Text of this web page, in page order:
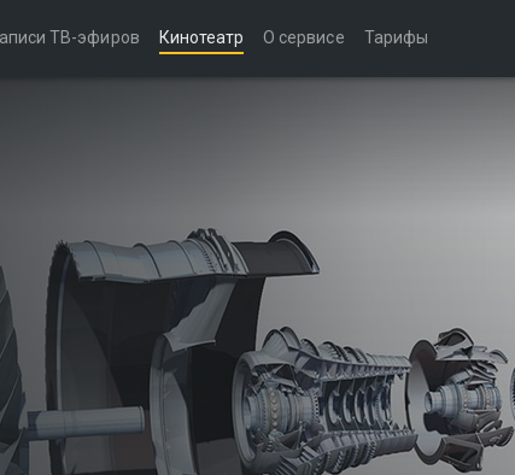
ТВ-эфиров Кинотеатр О сервисе Тарифы